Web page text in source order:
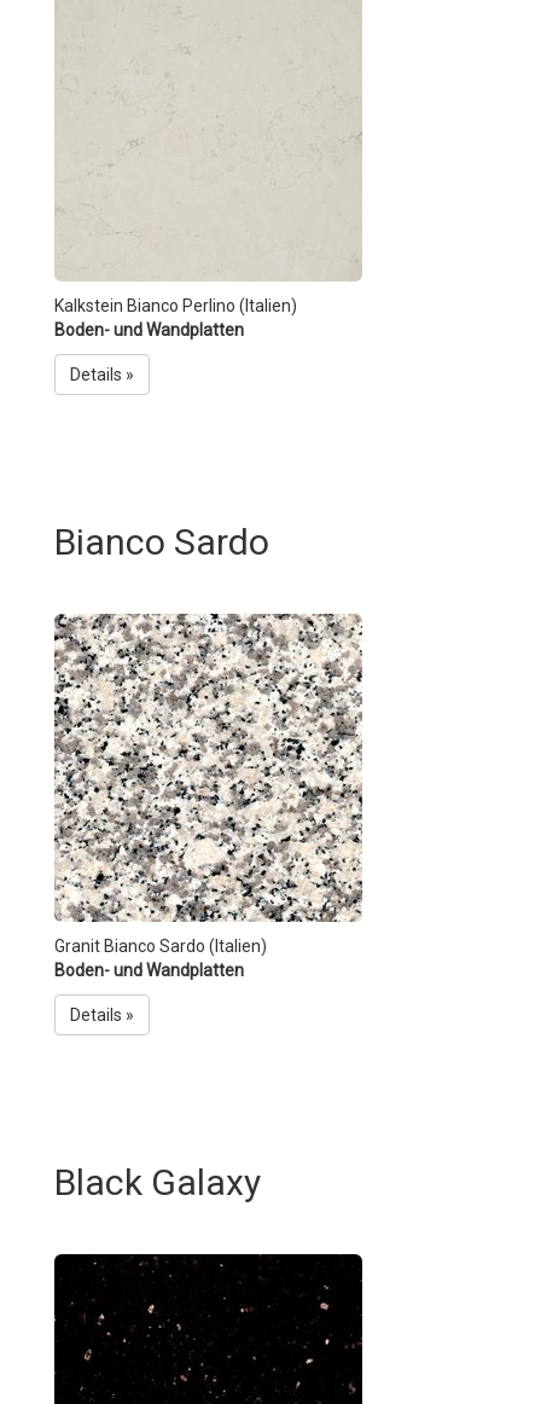
Kalkstein Bianco Perlino (Italien)
Boden- und Wandplatten
Details »
Bianco Sardo
Granit Bianco Sardo (Italien)
Boden- und Wandplatten
Details »
Black Galaxy